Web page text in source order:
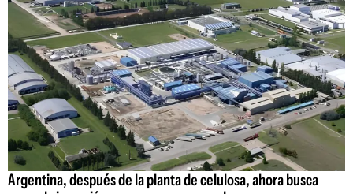
Argentina, después de la planta de celulosa, ahora busca